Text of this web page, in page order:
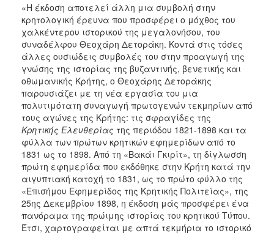
«Η έκδοση αποτελεί άλλη μια συμβολή στην
κρητολογική έρευνα που προσφέρει ο μόχθος του
χαλκέντερου ιστορικού της μεγαλονήσου, του
συναδέλφου Θεοχάρη Δετοράκη. Κοντά στις τόσες
άλλες ουσιώδεις συμβολές του στην προαγωγή της
γνώσης της ιστορίας της βυζαντινής, βενετικής και
οθωμανικής Κρήτης, ο Θεοχάρης Δετοράκης
παρουσιάζει με τη νέα εργασία του μια
πολυτιμότατη συναγωγή πρωτογενών τεκμηρίων από
τους αγώνες της Κρήτης: τις σφραγίδες της
Κρητικής Ελευθερίας της περιόδου 1821-1898 και τα
φύλλα των πρώτων κρητικών εφημερίδων από το
1831 ως το 1898. Από τη «Βακάι Γκιρίτ», τη δίγλωσση
πρώτη εφημερίδα που εκδόθηκε στην Κρήτη κατά την
αιγυπτιακή κατοχή το 1831, ως το πρώτο φύλλο της
«Επισήμου Εφημερίδος της Κρητικής Πολιτείας», της
25ης Δεκεμβρίου 1898, η έκδοση μάς προσφέρει ένα
πανόραμα της πρώιμης ιστορίας του κρητικού Τύπου.
Έτσι, χαρτογραφείται με απτά τεκμήρια το ιστορικό